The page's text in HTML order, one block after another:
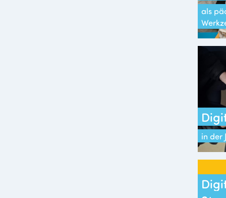
als
in der